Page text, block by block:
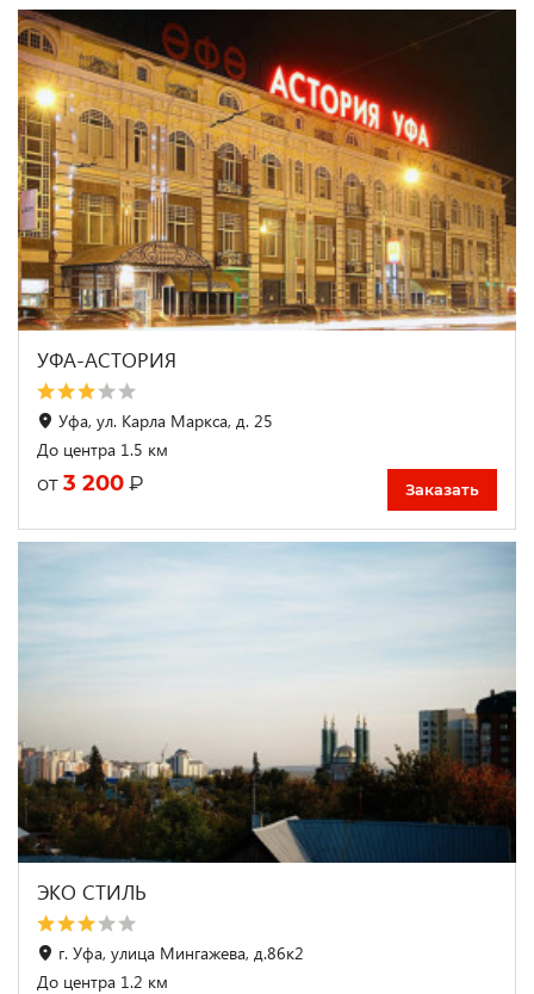
УФА-АСТОРИЯ
Уфа, ул. Карла Маркса, д. 25
До центра 1.5 км
от 3 200 ₽ Заказать
ЭКО СТИЛЬ
г. Уфа, улица Мингажева, д.86к2
До центра 1.2 км